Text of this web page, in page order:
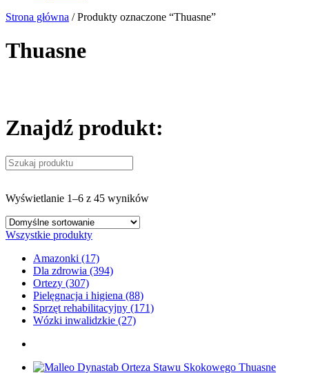
Strona główna / Produkty oznaczone “Thuasne”
Thuasne
Znajdź produkt:
Wyświetlanie 1–6 z 45 wyników
Wszystkie produkty
Amazonki (17)
Dla zdrowia (394)
Ortezy (307)
Pielęgnacja i higiena (88)
Sprzęt rehabilitacyjny (171)
Wózki inwalidzkie (27)